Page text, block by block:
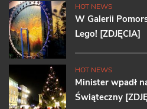
HOT NEWS
W Galerii
Lego! [ZDJĘCIA]
HOT NEWS
Minister wpadł
Świąteczny